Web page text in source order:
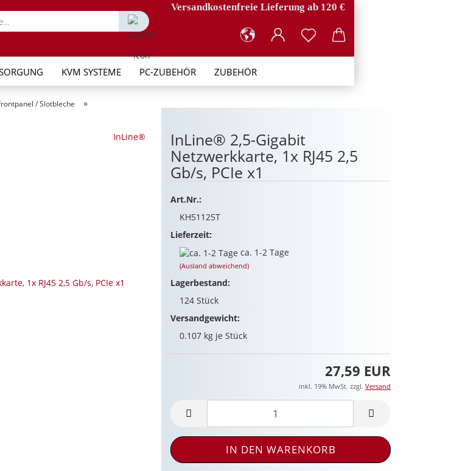
Suche...
Versandkostenfreie Lieferung ab 120 €
KVM SYSTEME PC-ZUBEHÖR ZUBEHÖR
/ Slotbleche »
InLine® InLine® 2,5-Gigabit
Netzwerkkarte, 1x RJ45 2,5
Gb/s, PCIe x1
Art.Nr.:
KH51125T
Lieferzeit:
ca. 1-2 Tage
(Ausland abweichend)
Lagerbestand:
124Stück
Versandgewicht:
0.107 kg je Stück
27,59 EUR
inkl. 19% MwSt. zzgl. Versand